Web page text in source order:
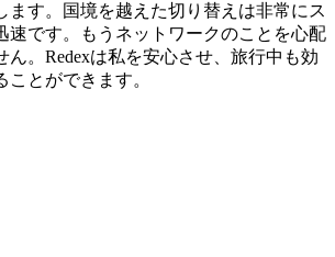
ます。国境を越えた切り替えは非常にス
速です。もうネットワークのことを心配
ん。Redexは私を安心させ、旅行中も効
とができます。